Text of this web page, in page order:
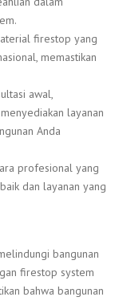
firestop yang
memastikan
awal,
layanan
Anda
profesional yang
dan layanan yang
bangunan
firestop system
bahwa bangunan